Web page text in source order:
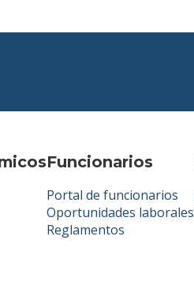
Funcionarios
Portal de funcionarios
Oportunidades laborales
Reglamentos